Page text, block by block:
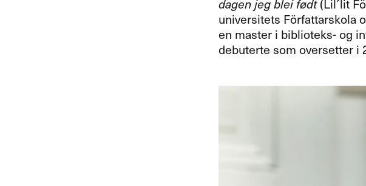
dagen jeg blei født(Lil´lit
universitets Författarskola
en master i biblioteks- og
debuterte som oversetter i